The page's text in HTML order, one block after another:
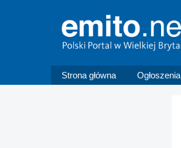
Strona główna Ogłoszenia